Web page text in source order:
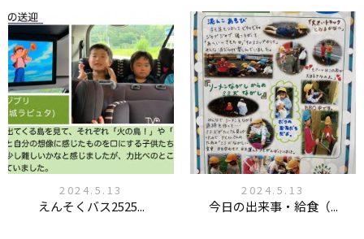
2024.5.13
えんそくバス2525...
2024.5.13
今日の出来事・給食（...